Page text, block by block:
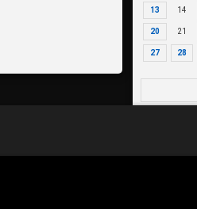
13 14
20 21
27 28